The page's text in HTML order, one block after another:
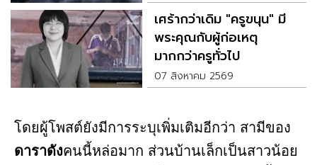
เศร้ากว่าเดิม "ครูขนุน" มี
พระคุณกับผู้ก่อเหตุ
มากกว่าครูทั่วไป
07 สิงหาคม 2569
โดยผู้โพสต์ยังมีการระบุเพิ่มเติมอีกว่า สามีของ
ดาราดังคนนี้หล่อมาก ส่วนบ้านเล็กเป็นสาวน้อย